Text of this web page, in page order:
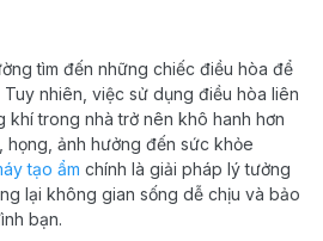
tìm đến những chiếc điều hòa để
nhiên, việc sử dụng điều hòa liên
khí trong nhà trở nên khô hanh hơn
họng, ảnh hưởng đến sức khỏe
tạo ẩm chính là giải pháp lý tưởng
lại không gian sống dễ chịu và bảo
bạn.